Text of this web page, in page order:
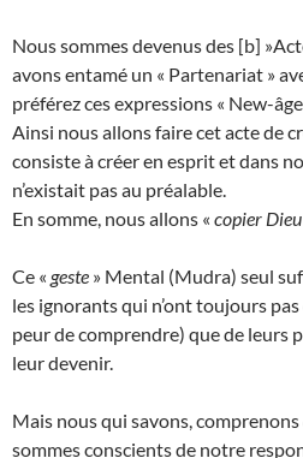
Nous sommes devenus des [b]
avons entamé un « Partenariat »
préférez ces expressions « New-
Ainsi nous allons faire cet acte de
consiste à créer en esprit et dans
n’existait pas au préalable.
En somme, nous allons « copier Dieu
Ce « geste » Mental (Mudra) seul
les ignorants qui n’ont toujours
peur de comprendre) que de leurs
leur devenir.
Mais nous qui savons, comprenons
sommes conscients de notre